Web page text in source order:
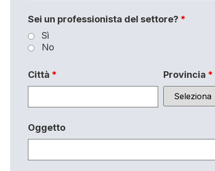
Sei un professionista del settore? *
Sì
No
Città * Provincia *
Oggetto